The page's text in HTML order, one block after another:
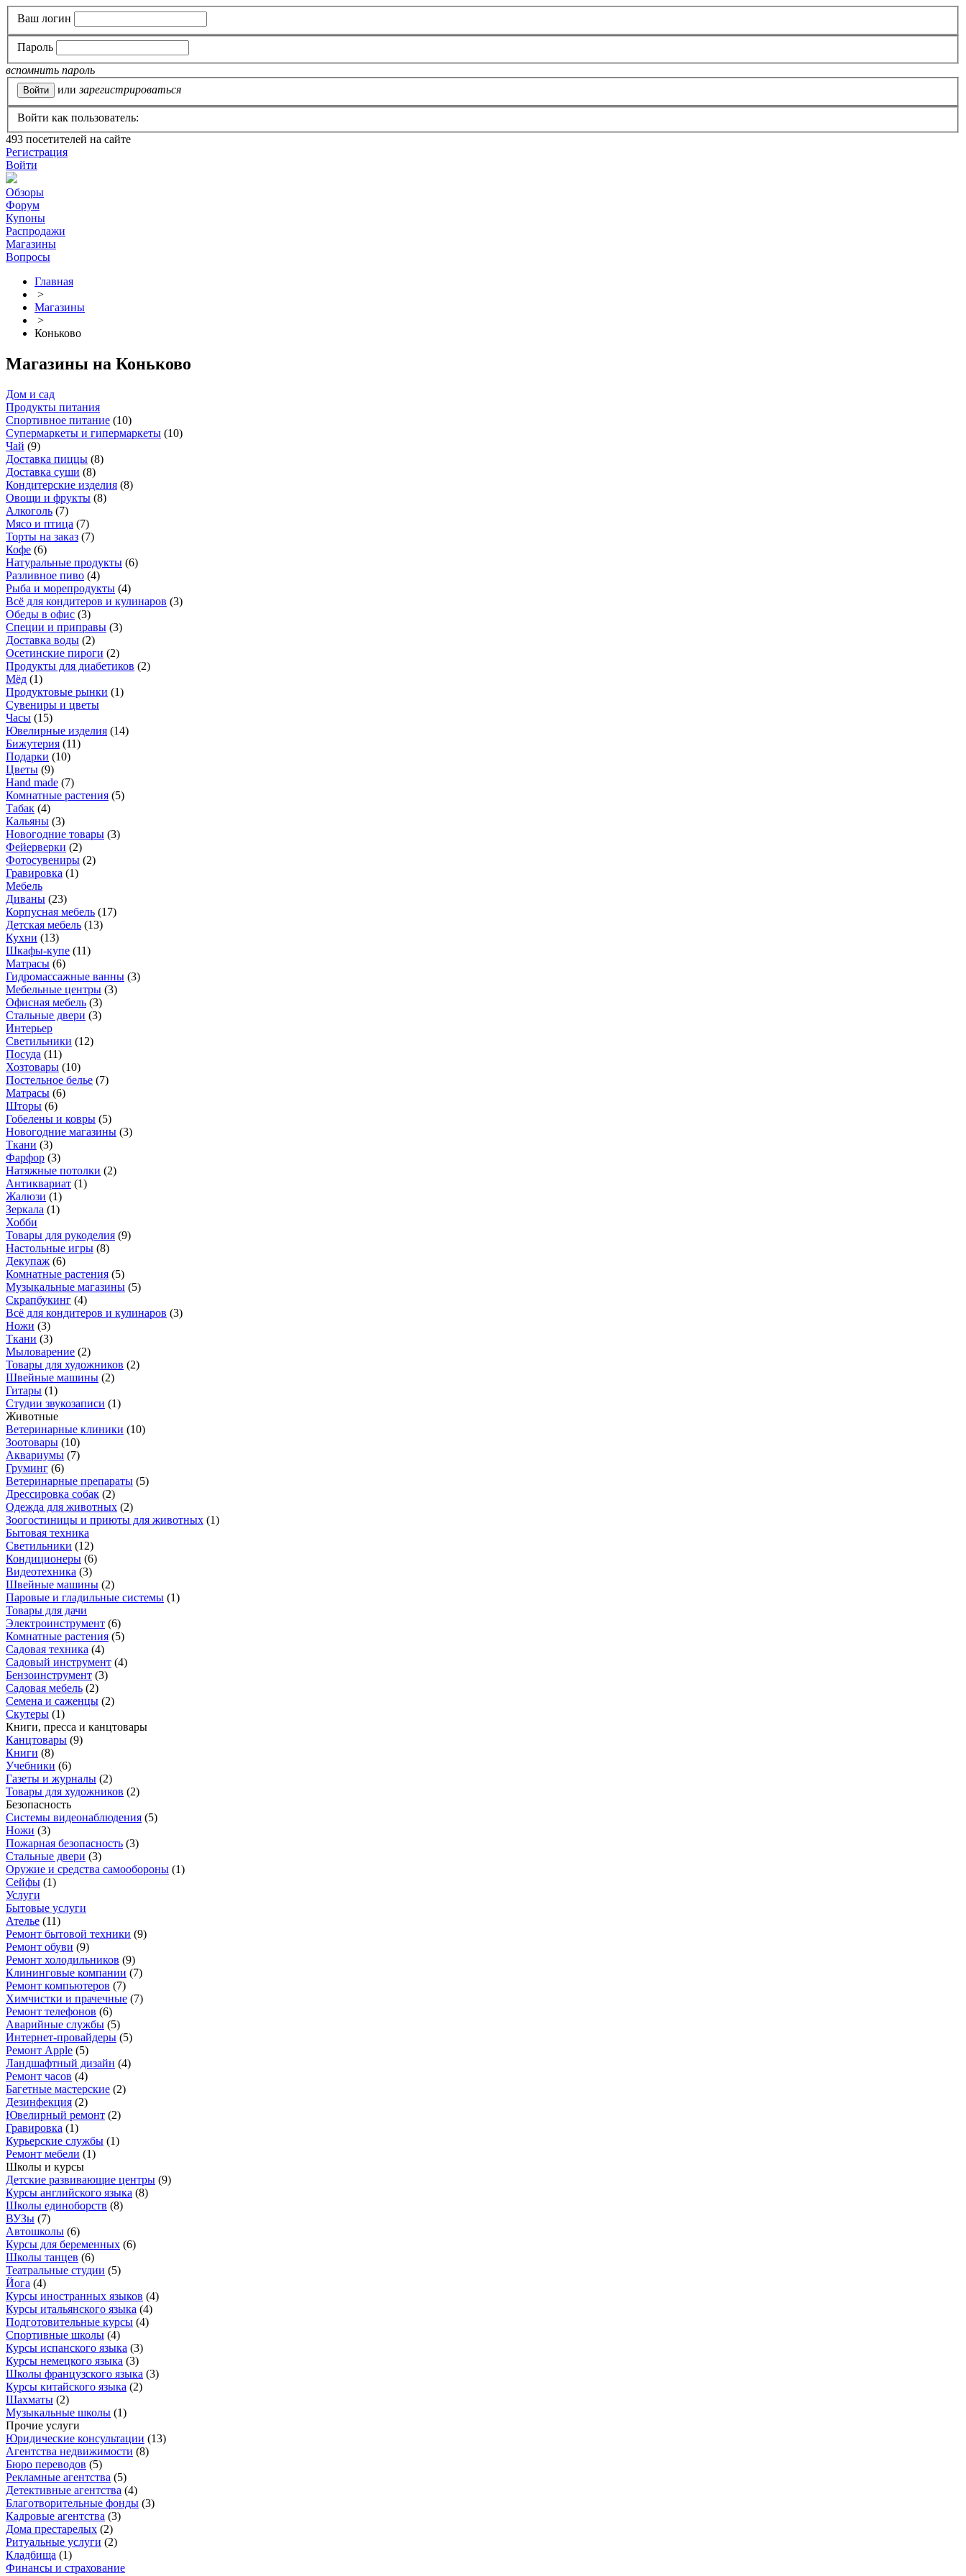
Ваш логин
Пароль
вспомнить пароль
или зарегистрироваться
Войти как пользователь:
493 посетителей на сайте
Регистрация
Войти
Обзоры
Форум
Купоны
Распродажи
Магазины
Вопросы
Главная
>
Магазины
>
Коньково
Магазины на Коньково
Дом и сад
Продукты питания
Спортивное питание (10)
Супермаркеты и гипермаркеты (10)
Чай (9)
Доставка пиццы (8)
Доставка суши (8)
Кондитерские изделия (8)
Овощи и фрукты (8)
Алкоголь (7)
Мясо и птица (7)
Торты на заказ (7)
Кофе (6)
Натуральные продукты (6)
Разливное пиво (4)
Рыба и морепродукты (4)
Всё для кондитеров и кулинаров (3)
Обеды в офис (3)
Специи и приправы (3)
Доставка воды (2)
Осетинские пироги (2)
Продукты для диабетиков (2)
Мёд (1)
Продуктовые рынки (1)
Сувениры и цветы
Часы (15)
Ювелирные изделия (14)
Бижутерия (11)
Подарки (10)
Цветы (9)
Hand made (7)
Комнатные растения (5)
Табак (4)
Кальяны (3)
Новогодние товары (3)
Фейерверки (2)
Фотосувениры (2)
Гравировка (1)
Мебель
Диваны (23)
Корпусная мебель (17)
Детская мебель (13)
Кухни (13)
Шкафы-купе (11)
Матрасы (6)
Гидромассажные ванны (3)
Мебельные центры (3)
Офисная мебель (3)
Стальные двери (3)
Интерьер
Светильники (12)
Посуда (11)
Хозтовары (10)
Постельное белье (7)
Матрасы (6)
Шторы (6)
Гобелены и ковры (5)
Новогодние магазины (3)
Ткани (3)
Фарфор (3)
Натяжные потолки (2)
Антиквариат (1)
Жалюзи (1)
Зеркала (1)
Хобби
Товары для рукоделия (9)
Настольные игры (8)
Декупаж (6)
Комнатные растения (5)
Музыкальные магазины (5)
Скрапбукинг (4)
Всё для кондитеров и кулинаров (3)
Ножи (3)
Ткани (3)
Мыловарение (2)
Товары для художников (2)
Швейные машины (2)
Гитары (1)
Студии звукозаписи (1)
Животные
Ветеринарные клиники (10)
Зоотовары (10)
Аквариумы (7)
Груминг (6)
Ветеринарные препараты (5)
Дрессировка собак (2)
Одежда для животных (2)
Зоогостиницы и приюты для животных (1)
Бытовая техника
Светильники (12)
Кондиционеры (6)
Видеотехника (3)
Швейные машины (2)
Паровые и гладильные системы (1)
Товары для дачи
Электроинструмент (6)
Комнатные растения (5)
Садовая техника (4)
Садовый инструмент (4)
Бензоинструмент (3)
Садовая мебель (2)
Семена и саженцы (2)
Скутеры (1)
Книги, пресса и канцтовары
Канцтовары (9)
Книги (8)
Учебники (6)
Газеты и журналы (2)
Товары для художников (2)
Безопасность
Системы видеонаблюдения (5)
Ножи (3)
Пожарная безопасность (3)
Стальные двери (3)
Оружие и средства самообороны (1)
Сейфы (1)
Услуги
Бытовые услуги
Ателье (11)
Ремонт бытовой техники (9)
Ремонт обуви (9)
Ремонт холодильников (9)
Клининговые компании (7)
Ремонт компьютеров (7)
Химчистки и прачечные (7)
Ремонт телефонов (6)
Аварийные службы (5)
Интернет-провайдеры (5)
Ремонт Apple (5)
Ландшафтный дизайн (4)
Ремонт часов (4)
Багетные мастерские (2)
Дезинфекция (2)
Ювелирный ремонт (2)
Гравировка (1)
Курьерские службы (1)
Ремонт мебели (1)
Школы и курсы
Детские развивающие центры (9)
Курсы английского языка (8)
Школы единоборств (8)
ВУЗы (7)
Автошколы (6)
Курсы для беременных (6)
Школы танцев (6)
Театральные студии (5)
Йога (4)
Курсы иностранных языков (4)
Курсы итальянского языка (4)
Подготовительные курсы (4)
Спортивные школы (4)
Курсы испанского языка (3)
Курсы немецкого языка (3)
Школы французского языка (3)
Курсы китайского языка (2)
Шахматы (2)
Музыкальные школы (1)
Прочие услуги
Юридические консультации (13)
Агентства недвижимости (8)
Бюро переводов (5)
Рекламные агентства (5)
Детективные агентства (4)
Благотворительные фонды (3)
Кадровые агентства (3)
Дома престарелых (2)
Ритуальные услуги (2)
Кладбища (1)
Финансы и страхование